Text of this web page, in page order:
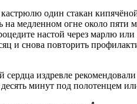
один стакан
на медленном огне около пяти
настой через марлю
и снова повторить
издревле
десять минут под полотенцем